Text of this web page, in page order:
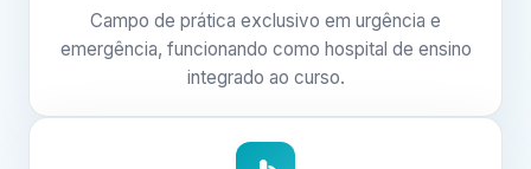
Campo de prática exclusivo em urgência e
emergência, funcionando como hospital de ensino
integrado ao curso.